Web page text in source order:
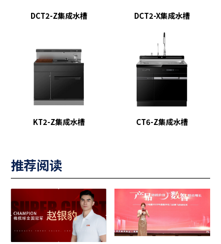
DCT2-Z集成水槽 DCT2-X集成水槽
KT2-Z集成水槽 CT6-Z集成水槽
推荐阅读